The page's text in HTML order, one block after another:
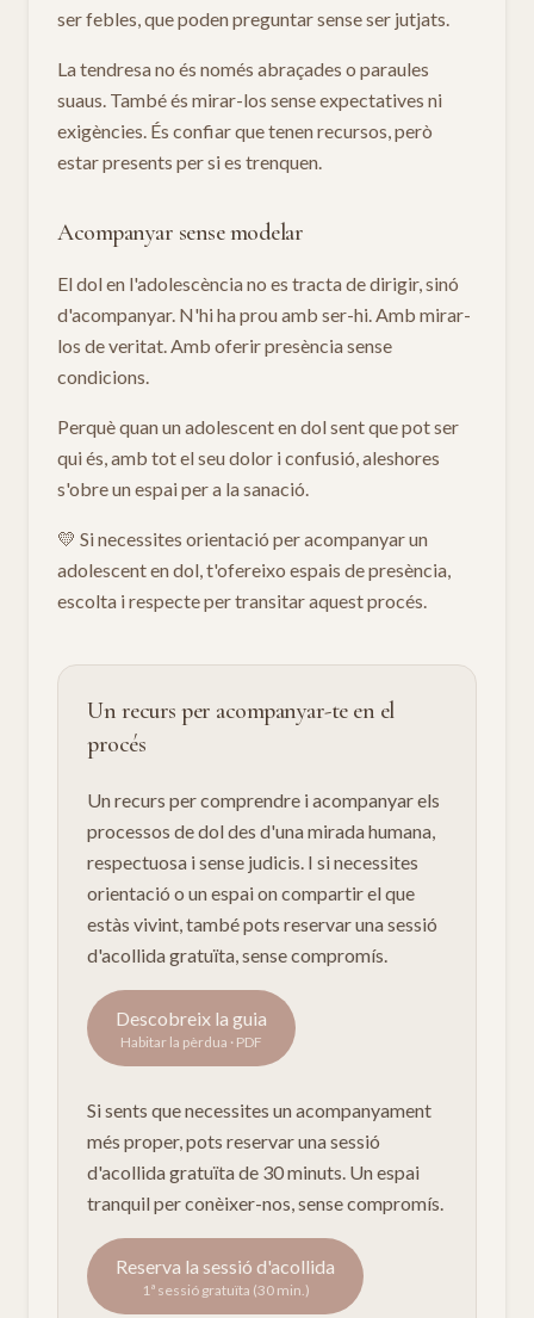
ser febles, que poden preguntar sense ser jutjats.
La tendresa no és només abraçades o paraules
suaus. També és mirar-los sense expectatives ni
exigències. És confiar que tenen recursos, però
estar presents per si es trenquen.
Acompanyar sense modelar
El dol en l'adolescència no es tracta de dirigir, sinó
d'acompanyar. N'hi ha prou amb ser-hi. Amb mirar-
los de veritat. Amb oferir presència sense
condicions.
Perquè quan un adolescent en dol sent que pot ser
qui és, amb tot el seu dolor i confusió, aleshores
s'obre un espai per a la sanació.
💛 Si necessites orientació per acompanyar un
adolescent en dol, t'ofereixo espais de presència,
escolta i respecte per transitar aquest procés.
Un recurs per acompanyar-te en el
procés
Un recurs per comprendre i acompanyar els
processos de dol des d'una mirada humana,
respectuosa i sense judicis. I si necessites
orientació o un espai on compartir el que
estàs vivint, també pots reservar una sessió
d'acollida gratuïta, sense compromís.
Descobreix la guia
Habitar la pèrdua · PDF
Si sents que necessites un acompanyament
més proper, pots reservar una sessió
d'acollida gratuïta de 30 minuts. Un espai
tranquil per conèixer-nos, sense compromís.
Reserva la sessió d'acollida
1ª sessió gratuïta (30 min.)